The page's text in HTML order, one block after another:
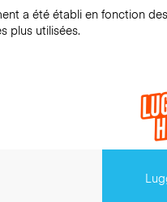
a été établi en fonction
plus utilisées.